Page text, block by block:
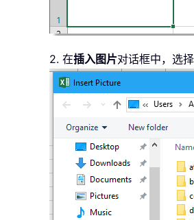
2. 在插入图片对话框中，选